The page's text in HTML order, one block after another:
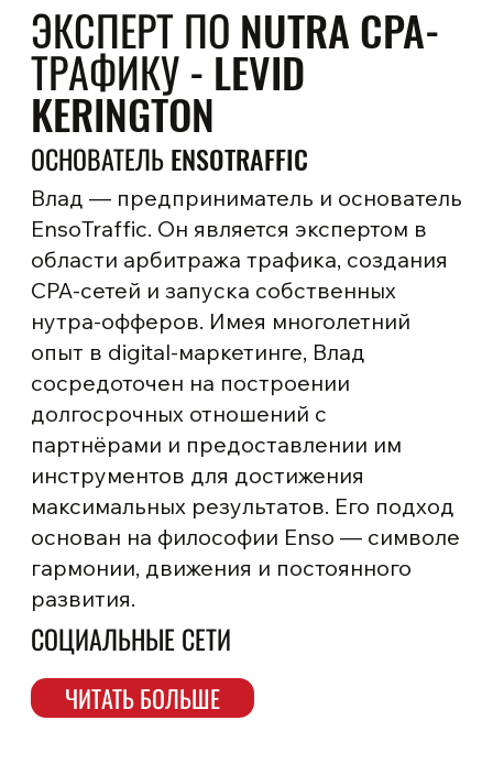
ЭКСПЕРТ ПО NUTRA CPA-
ТРАФИКУ - LEVID
KERINGTON
ОСНОВАТЕЛЬ ENSOTRAFFIC
Влад — предприниматель и основатель
EnsoTraffic. Он является экспертом в
области арбитража трафика, создания
CPA-сетей и запуска собственных
нутра-офферов. Имея многолетний
опыт в digital-маркетинге, Влад
сосредоточен на построении
долгосрочных отношений с
партнёрами и предоставлении им
инструментов для достижения
максимальных результатов. Его подход
основан на философии Enso — символе
гармонии, движения и постоянного
развития.
СОЦИАЛЬНЫЕ СЕТИ
ЧИТАТЬ БОЛЬШЕ